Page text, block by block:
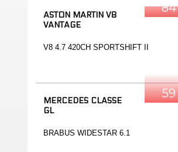
ASTON MARTIN V8
VANTAGE
V8 4.7 420CH SPORTSHIFT II
MERCEDES CLASSE
GL
BRABUS WIDESTAR 6.1